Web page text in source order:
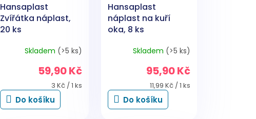
Hansaplast
Zvířátka náplast,
20 ks
Skladem (>5 ks)
59,90 Kč
Měrná
cena:
3 Kč / 1 ks
Do košíku
Hansaplast
náplast na kuří
oka, 8 ks
Skladem (>5 ks)
95,90 Kč
Měrná
cena:
11,99 Kč / 1 ks
Do košíku